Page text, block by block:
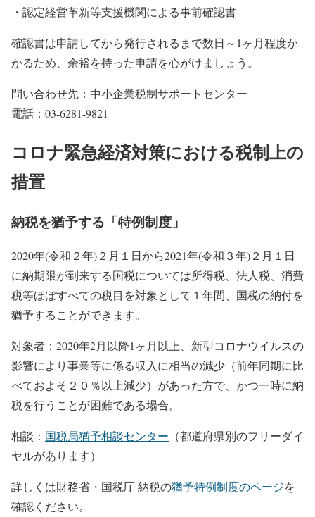
・認定経営革新等支援機関による事前確認書
確認書は申請してから発行されるまで数日～1ヶ月程度か
かるため、余裕を持った申請を心がけましょう。
問い合わせ先：中小企業税制サポートセンター
電話：03-6281-9821
コロナ緊急経済対策における税制上の
措置
納税を猶予する「特例制度」
2020年(令和２年)２月１日から2021年(令和３年)２月１日
に納期限が到来する国税については所得税、法⼈税、消費
税等ほぼすべての税⽬を対象として１年間、国税の納付を
猶予することができます。
対象者：2020年2月以降1ヶ月以上、新型コロナウイルスの
影響により事業等に係る収⼊に相当の減少（前年同期に⽐
べておよそ２０％以上減少）があった⽅で、かつ⼀時に納
税を⾏うことが困難である場合。
相談： 国税局猶予相談センター （都道府県別のフリーダイ
ヤルがあります）
詳しくは財務省・国税庁 納税の猶予特例制度のページを
確認ください。